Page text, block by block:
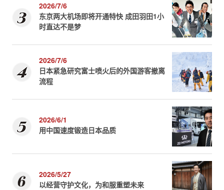
2026/7/6
东京两大机场即将开通特快 成田羽田1小
时直达不是梦
2026/7/6
日本紧急研究富士喷火后的外国游客撤离
流程
2026/6/1
用中国速度锻造日本品质
2026/5/27
以经营守护文化，为和服重塑未来